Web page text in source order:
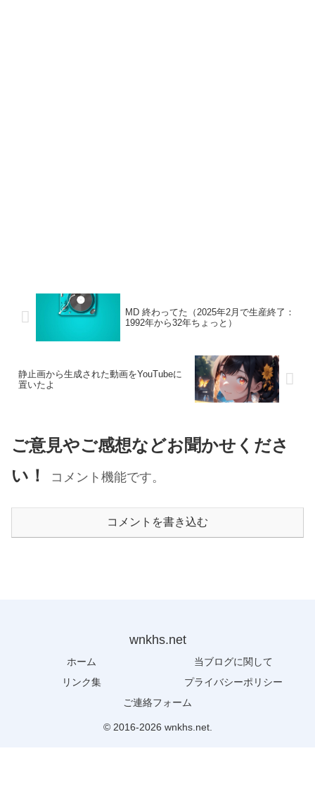
MD 終わってた（2025年2月で生産終了：
1992年から32年ちょっと）
静止画から生成された動画をYouTubeに
置いたよ
ご意見やご感想などお聞かせくださ
い！
コメント機能です。
コメントを書き込む
wnkhs.net
ホーム
当ブログに関して
リンク集
プライバシーポリシー
ご連絡フォーム
© 2016-2026 wnkhs.net.